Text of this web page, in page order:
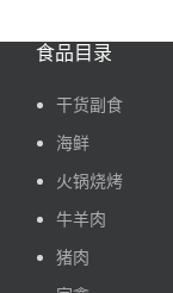
食品目录
干货副食
海鲜
火锅烧烤
牛羊肉
猪肉